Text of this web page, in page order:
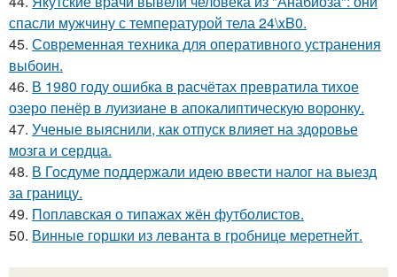
спасли мужчину с температурой тела 24\xB0.
45. Современная техника для оперативного устранения
выбоин.
46. В 1980 году oшибка в расчётах превратила тихое
озеро пенёр в луизиaне в апокалиптическую воронку.
47. Ученые выяснили, как отпуск влияет на здоровье
мозга и сердца.
48. В Госдуме поддержали идею ввести налог на выезд
за границу.
49. Поплавская о типажах жён футболистов.
50. Винные горшки из леванта в гробнице меретнейт.